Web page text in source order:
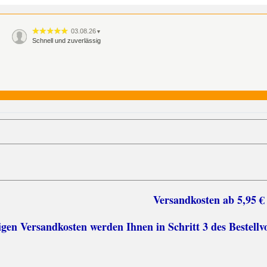
03.08.26 ▼
Schnell und zuverlässig
ab 5,95 €
Versandkosten werden Ihnen in Schritt 3 des